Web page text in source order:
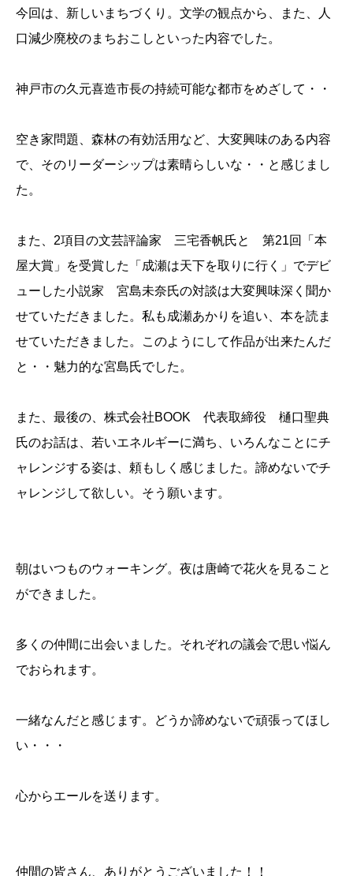
今回は、新しいまちづくり。文学の観点から、また、人
口減少廃校のまちおこしといった内容でした。
神戸市の久元喜造市長の持続可能な都市をめざして・・
空き家問題、森林の有効活用など、大変興味のある内容
で、そのリーダーシップは素晴らしいな・・と感じまし
た。
また、2項目の文芸評論家 三宅香帆氏と 第21回「本
屋大賞」を受賞した「成瀬は天下を取りに行く」でデビ
ューした小説家 宮島未奈氏の対談は大変興味深く聞か
せていただきました。私も成瀬あかりを追い、本を読ま
せていただきました。このようにして作品が出来たんだ
と・・魅力的な宮島氏でした。
また、最後の、株式会社BOOK 代表取締役 樋口聖典
氏のお話は、若いエネルギーに満ち、いろんなことにチ
ャレンジする姿は、頼もしく感じました。諦めないでチ
ャレンジして欲しい。そう願います。
朝はいつものウォーキング。夜は唐崎で花火を見ること
ができました。
多くの仲間に出会いました。それぞれの議会で思い悩ん
でおられます。
一緒なんだと感じます。どうか諦めないで頑張ってほし
い・・・
心からエールを送ります。
仲間の皆さん、ありがとうございました！！